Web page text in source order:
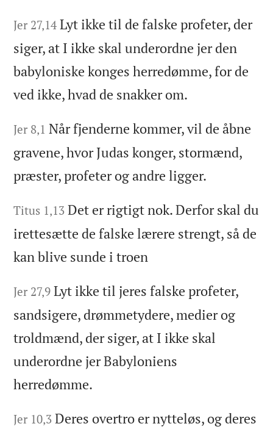
Jer 27,14 Lyt ikke til de falske profeter, der
siger, at I ikke skal underordne jer den
babyloniske konges herredømme, for de
ved ikke, hvad de snakker om.
Jer 8,1 Når fjenderne kommer, vil de åbne
gravene, hvor Judas konger, stormænd,
præster, profeter og andre ligger.
Titus 1,13 Det er rigtigt nok. Derfor skal du
irettesætte de falske lærere strengt, så de
kan blive sunde i troen
Jer 27,9 Lyt ikke til jeres falske profeter,
sandsigere, drømmetydere, medier og
troldmænd, der siger, at I ikke skal
underordne jer Babyloniens
herredømme.
Jer 10,3 Deres overtro er nytteløs, og deres